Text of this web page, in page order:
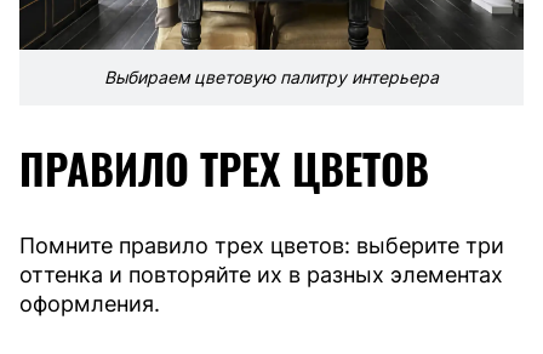
Выбираем цветовую палитру интерьера
ПРАВИЛО ТРЕХ ЦВЕТОВ
Помните правило трех цветов: выберите три
оттенка и повторяйте их в разных элементах
оформления.